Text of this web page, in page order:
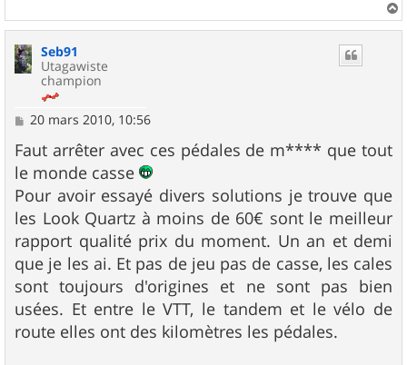
a
Seb91
Utagawiste
champion
M
s
s
a
g
e
20 mars 2010, 10:56
Faut arrêter avec ces pédales de m**** que tout
le monde casse
Pour avoir essayé divers solutions je trouve que
les Look Quartz à moins de 60€ sont le meilleur
rapport qualité prix du moment. Un an et demi
que je les ai. Et pas de jeu pas de casse, les cales
sont toujours d'origines et ne sont pas bien
usées. Et entre le VTT, le tandem et le vélo de
route elles ont des kilomètres les pédales.